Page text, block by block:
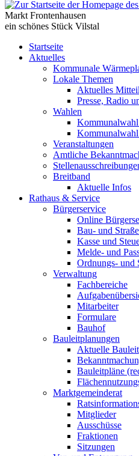
Markt Frontenhausen
ein schönes Stück Vilstal
Startseite
Aktuelles
Kommunale
Lokale Themen
Aktuelles
Presse, Radio
Wahlen
Veranstaltungen
Amtliche
Breitband
Aktuelle Infos
Rathaus & Service
Bürgerservice
Online
Bau- und
Kasse und
Melde- und
Ordnungs- und
Verwaltung
Fachbereiche
Mitarbeiter
Formulare
Bauhof
Bauleitplanungen
Aktuelle
Bauleitpläne
Marktgemeinderat
Mitglieder
Ausschüsse
Fraktionen
Sitzungen